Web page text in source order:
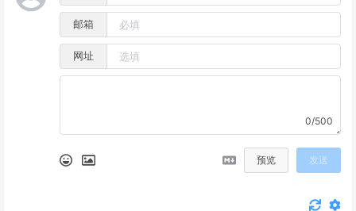
邮箱
网址
0/500
预览 发送